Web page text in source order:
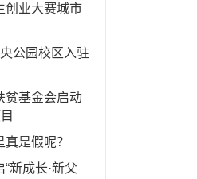
创业大赛城市
公园校区入驻
贫基金会启动
是假呢？
新成长·新父